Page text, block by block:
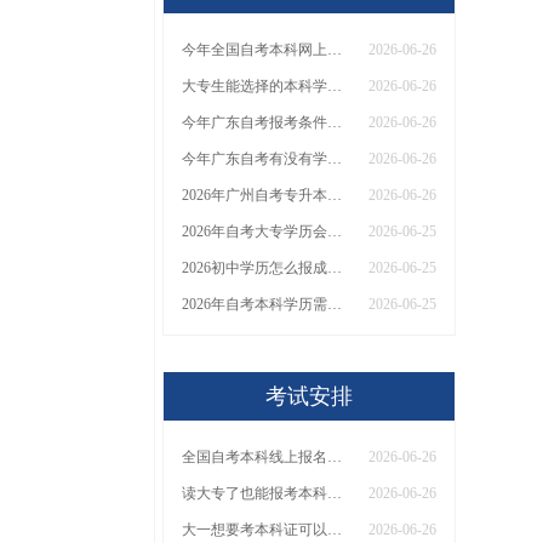
今年全国自考本科网上报名点汇总 2026-06-26
大专生能选择的本科学历有哪些？哪种适合？ 2026-06-26
今年广东自考报考条件有哪些？几月几日能报名 2026-06-26
今年广东自考有没有学位证书？怎么报名呢 2026-06-26
2026年广州自考专升本发学位证吗？怎么考？ 2026-06-26
2026年自考大专学历会被歧视吗？去哪里报名的？ 2026-06-25
2026初中学历怎么报成考 真的能考吗 2026-06-25
2026年自考本科学历需要多少年？（从报名到拿证） 2026-06-25
考试安排
全国自考本科线上报名点2026（汇总） 2026-06-26
读大专了也能报考本科证|适合大专生的学历提升方案 2026-06-26
大一想要考本科证可以吗？有什么学历提升办法？ 2026-06-26